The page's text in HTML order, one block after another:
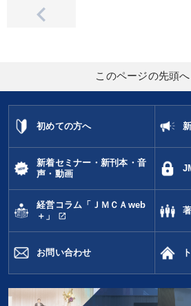
このページの先頭へ
初めての方へ
新着セミナー・新刊本・音
声・動画
経営コラム「ＪＭＣＡweb
＋」
open_in_new
お問い合わせ